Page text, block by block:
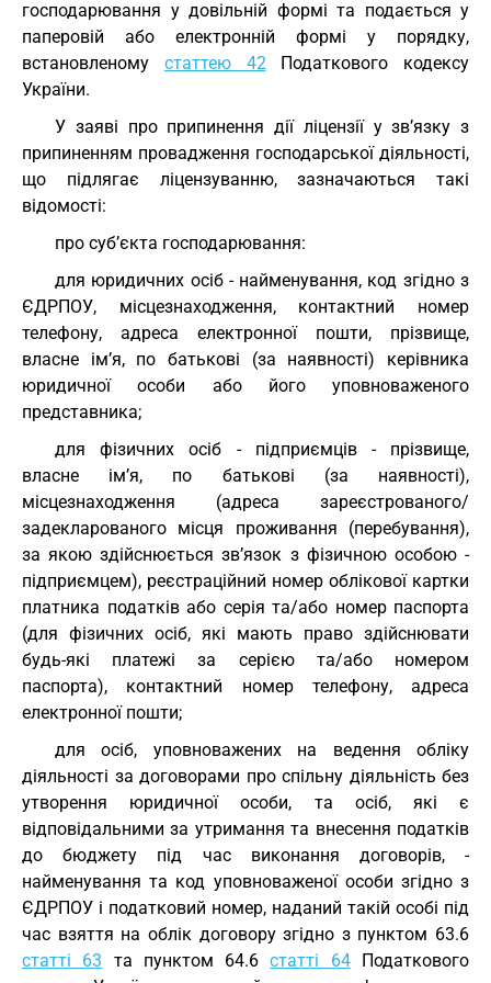
господарювання у довільній формі та подається у
паперовій або електронній формі у порядку,
встановленому статтею 42Податкового кодексу
України.
У заяві про припинення дії ліцензії у зв’язку з
припиненням провадження господарської діяльності,
що підлягає ліцензуванню, зазначаються такі
відомості:
про суб’єкта господарювання:
для юридичних осіб - найменування, код згідно з
ЄДРПОУ, місцезнаходження, контактний номер
телефону, адреса електронної пошти, прізвище,
власне ім’я, по батькові (за наявності) керівника
юридичної особи або його уповноваженого
представника;
для фізичних осіб - підприємців - прізвище,
власне ім’я, по батькові (за наявності),
місцезнаходження (адреса зареєстрованого/
задекларованого місця проживання (перебування),
за якою здійснюється зв’язок з фізичною особою -
підприємцем), реєстраційний номер облікової картки
платника податків або серія та/або номер паспорта
(для фізичних осіб, які мають право здійснювати
будь-які платежі за серією та/або номером
паспорта), контактний номер телефону, адреса
електронної пошти;
для осіб, уповноважених на ведення обліку
діяльності за договорами про спільну діяльність без
утворення юридичної особи, та осіб, які є
відповідальними за утримання та внесення податків
до бюджету під час виконання договорів, -
найменування та код уповноваженої особи згідно з
ЄДРПОУ і податковий номер, наданий такій особі під
час взяття на облік договору згідно з пунктом 63.6
статті 63 та пунктом 64.6статті 64Податкового